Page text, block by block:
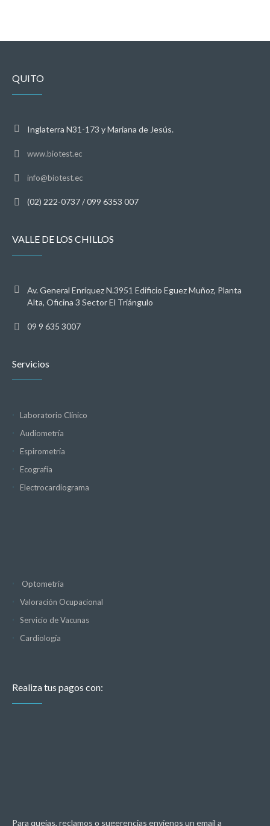
QUITO
Inglaterra N31-173 y Mariana de Jesús.
www.biotest.ec
info@biotest.ec
(02) 222-0737 / 099 6353 007
VALLE DE LOS CHILLOS
Av. General Enríquez N.3951 Edificio Eguez Muñoz, Planta
Alta, Oficina 3 Sector El Triángulo
09 9 635 3007
Servicios
Laboratorio Clínico
Audiometría
Espirometría
Ecografía
Electrocardiograma
Optometría
Valoración Ocupacional
Servicio de Vacunas
Cardiología
Realiza tus pagos con:
Para quejas, reclamos o sugerencias envíenos un email a